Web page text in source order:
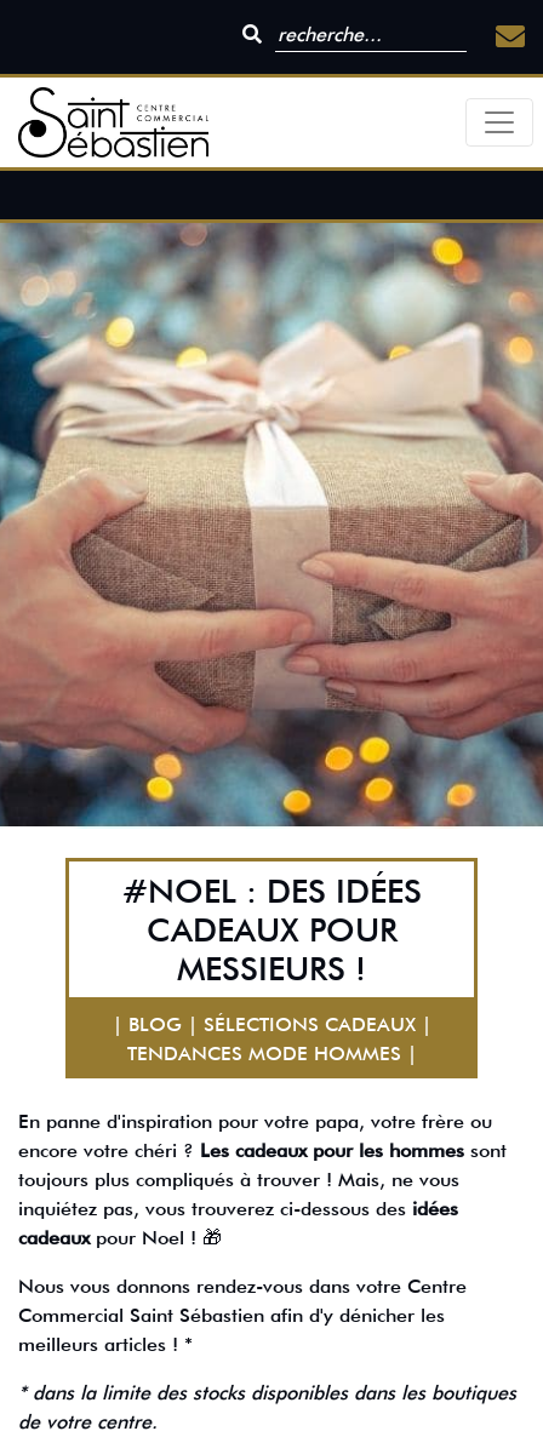
#NOEL : DES IDÉES
CADEAUX POUR
MESSIEURS !
| BLOG | SÉLECTIONS CADEAUX |
TENDANCES MODE HOMMES |
En panne d'inspiration pour votre papa, votre frère ou
encore votre chéri ? Les cadeaux pour les hommes sont
toujours plus compliqués à trouver ! Mais, ne vous
inquiétez pas, vous trouverez ci-dessous des idées
cadeauxpour Noel ! 🎁
Nous vous donnons rendez-vous dans votre Centre
Commercial Saint Sébastien afin d'y dénicher les
meilleurs articles ! *
* dans la limite des stocks disponibles dans les boutiques
de votre centre.